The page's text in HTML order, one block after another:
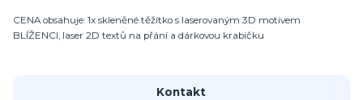
CENA obsahuje: 1x skleněné těžítko s laserovaným 3D motivem
BLÍŽENCI, laser 2D textů na přání a dárkovou krabičku
Kontakt